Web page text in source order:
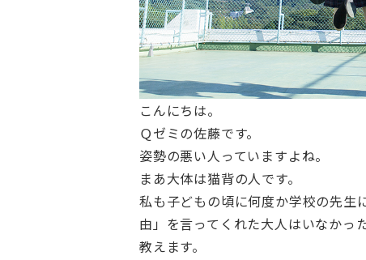
こんにちは。
Ｑゼミの佐藤です。
姿勢の悪い人っていますよね。
まあ大体は猫背の人です。
私も子どもの頃に何度か学校の先生
由」を言ってくれた大人はいなかっ
教えます。